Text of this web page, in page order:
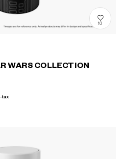
10
WARS COLLECTION
tax